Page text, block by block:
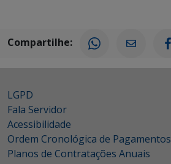
Compartilhe:
LGPD
Fala Servidor
Acessibilidade
Ordem Cronológica de Pagamentos
Planos de Contratações Anuais